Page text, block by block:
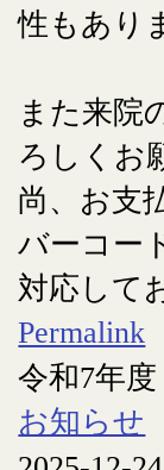
性もあり
また来院
ろしくお
尚、お支
バーコー
対応して
Permalink
令和7年
お知らせ